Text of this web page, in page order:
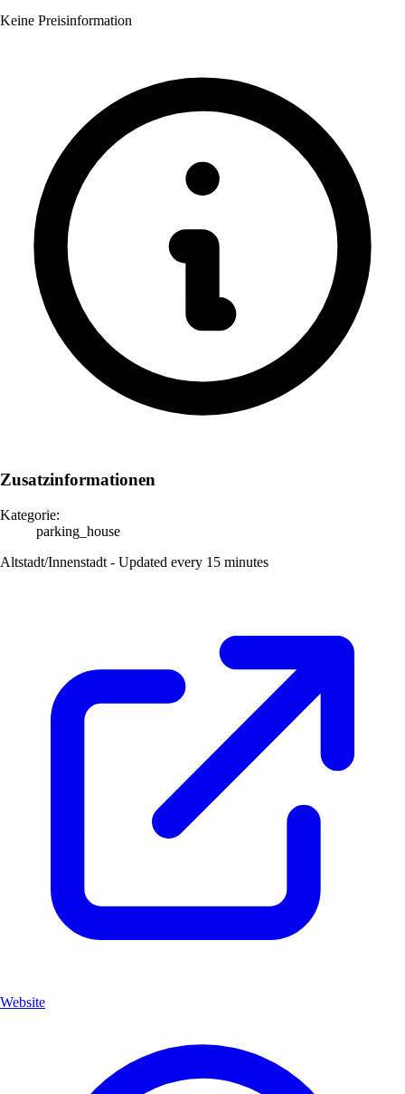
Keine Preisinformation
Zusatzinformationen
Kategorie:
parking_house
Altstadt/Innenstadt - Updated every 15 minutes
Website